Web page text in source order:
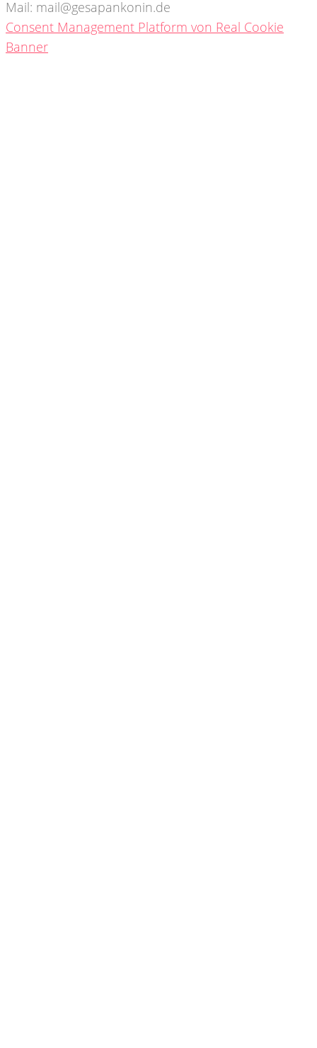
Mail: mail@gesapankonin.de
Consent Management Platform von Real Cookie
Banner